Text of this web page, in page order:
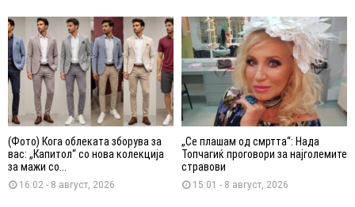
(Фото) Кога облеката зборува за
вас: „Капитол“ со нова колекција
за мажи со...
16:02 - 8 август, 2026
„Се плашам од смртта“: Нада
Топчагиќ проговори за најголемите
стравови
15:01 - 8 август, 2026